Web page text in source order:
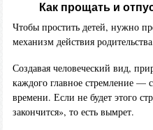
Как прощать и
Чтобы простить детей, нужно
механизм действия
Создавая человеческий вид,
каждого главное стремление —
времени. Если не будет этого
закончится», то есть вымрет.